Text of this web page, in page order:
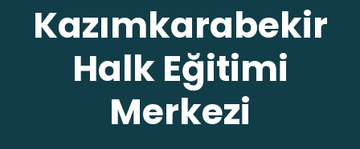
Kazımkarabekir
Halk Eğitimi
Merkezi